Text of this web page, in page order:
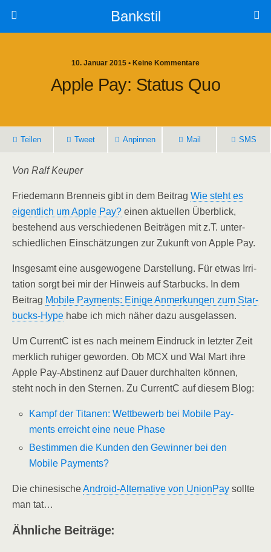
Bankstil
10. Januar 2015 • Keine Kommentare
Apple Pay: Sta­tus Quo
Tei­len Tweet Anpin­nen Mail SMS
Von Ralf Keuper
Frie­de­mann Brenn­eis gibt in dem Bei­trag Wie steht es
eigent­lich um Apple Pay? einen aktu­el­len Über­blick,
bestehend aus ver­schie­de­nen Bei­trä­gen mit z.T. unter­
schied­li­chen Ein­schät­zun­gen zur Zukunft von Apple Pay.
Ins­ge­samt eine aus­ge­wo­ge­ne Dar­stel­lung. Für etwas Irri­
ta­ti­on sorgt bei mir der Hin­weis auf Star­bucks. In dem
Bei­trag Mobi­le Pay­ments: Eini­ge Anmer­kun­gen zum Star­
bucks-Hype habe ich mich näher dazu ausgelassen.
Um Cur­rentC ist es nach mei­nem Ein­druck in letz­ter Zeit
merk­lich ruhi­ger gewor­den. Ob MCX und Wal Mart ihre
Apple Pay-Abs­ti­nenz auf Dau­er durch­hal­ten kön­nen,
steht noch in den Ster­nen. Zu Cur­rentC auf die­sem Blog:
Kampf der Tita­nen: Wett­be­werb bei Mobi­le Pay­
ments erreicht eine neue Phase
Bestim­men die Kun­den den Gewin­ner bei den
Mobi­le Payments?
Die chi­ne­si­scheAndroid-Alter­na­ti­ve von Uni­onPay soll­te
man tat…
Ähn­li­che Beiträge: